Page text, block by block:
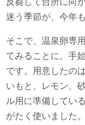
迷う季節が、今年
そこで、温泉卵専
てみることに。手
です。用意したの
いもと、レモン、
ル用に準備してい
がたく使いました